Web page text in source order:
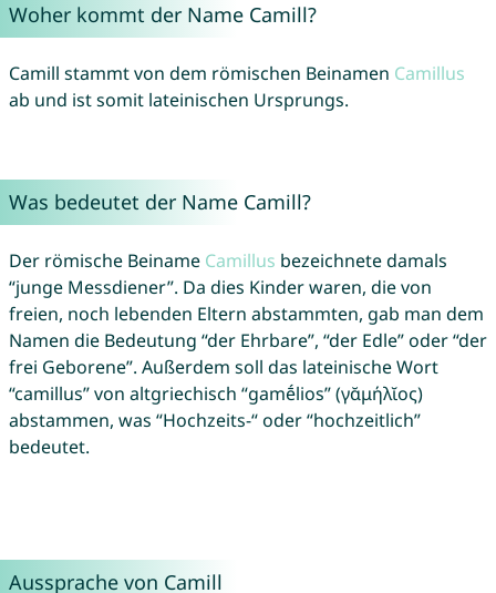
Woher kommt der Name Camill?
Camill stammt von dem römischen Beinamen Camillus
ab und ist somit lateinischen Ursprungs.
Was bedeutet der Name Camill?
Der römische Beiname Camillus bezeichnete damals
“junge Messdiener”. Da dies Kinder waren, die von
freien, noch lebenden Eltern abstammten, gab man dem
Namen die Bedeutung “der Ehrbare”, “der Edle” oder “der
frei Geborene”. Außerdem soll das lateinische Wort
“camillus” von altgriechisch “gamḗlios” (γᾰμήλῐος)
abstammen, was “Hochzeits-“ oder “hochzeitlich”
bedeutet.
Aussprache von Camill